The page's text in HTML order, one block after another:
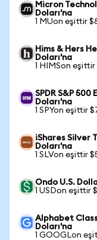
Micron
Doları'na
1 MUon eşittir
Hims & Hers
Doları'na
1 HIMSon
SPDR S&P
Doları'na
1 SPYon eşittir
iShares Silver
Doları'na
1 SLVon eşittir
Ondo U.S.
1 USDon eşittir
Alphabet
Doları'na
1 GOOGLon